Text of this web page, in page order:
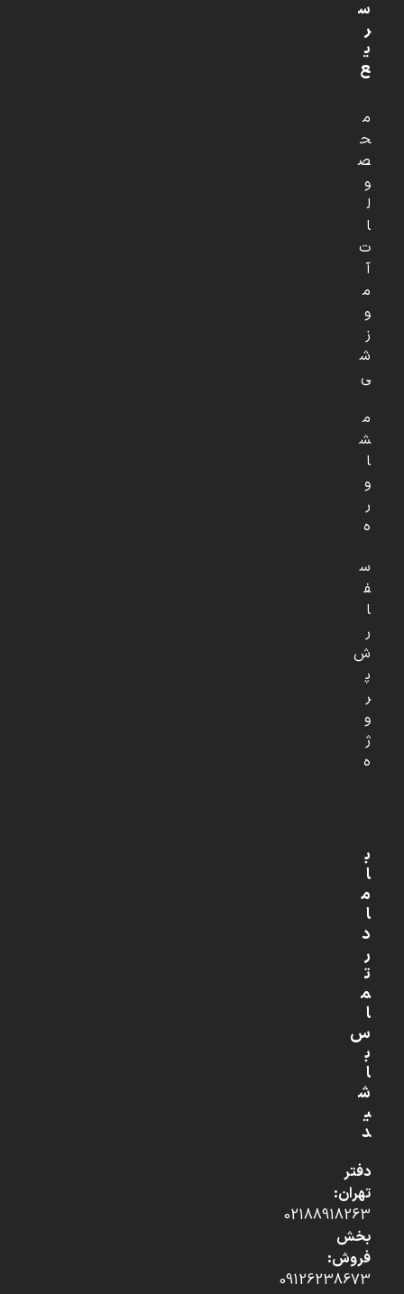
س
ر
ی
ع
م
ح
ص
و
ل
ا
ت
آ
م
و
ز
ش
ی
م
ش
ا
و
ر
ه
س
ف
ا
ر
ش
پ
ر
و
ژ
ه
ب
ا
م
ا
د
ر
ت
م
ا
س
ب
ا
ش
ی
د
دفتر
تهران:
02188918263
بخش
فروش:
09126238673